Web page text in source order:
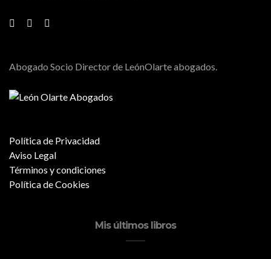
Abogado Socio Director de LeónOlarte abogados.
Política de Privacidad
Aviso Legal
Términos y condiciones
Política de Cookies
Mis últimos libros